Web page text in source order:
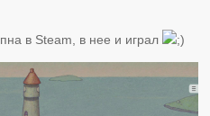
в Steam, в нее и играл